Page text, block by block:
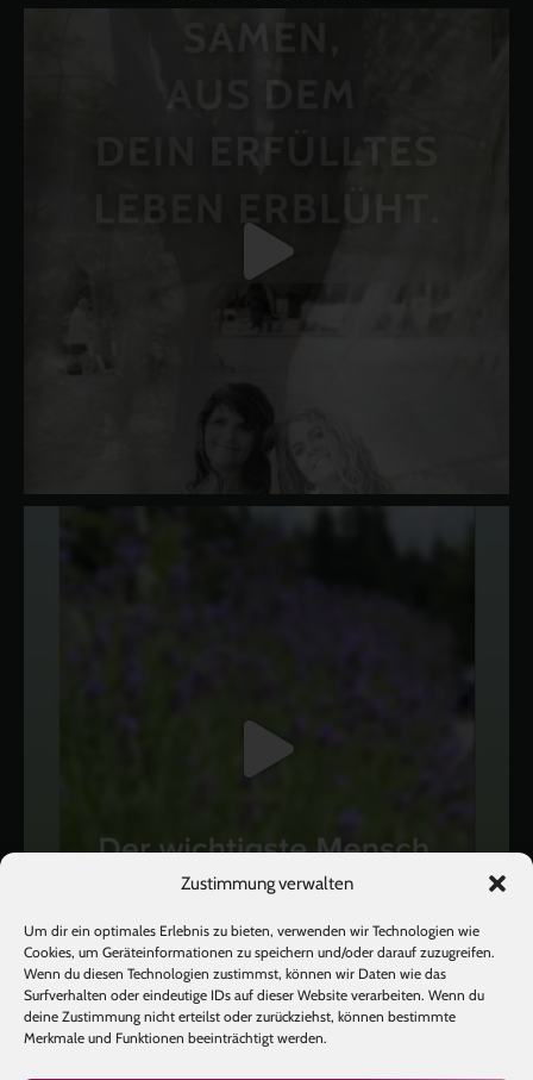
Zustimmung verwalten
Um dir ein optimales Erlebnis zu bieten, verwenden wir Technologien wie
Cookies, um Geräteinformationen zu speichern und/oder darauf zuzugreifen.
Wenn du diesen Technologien zustimmst, können wir Daten wie das
Surfverhalten oder eindeutige IDs auf dieser Website verarbeiten. Wenn du
deine Zustimmung nicht erteilst oder zurückziehst, können bestimmte
Merkmale und Funktionen beeinträchtigt werden.
Mehr laden Auf Instagram folgen